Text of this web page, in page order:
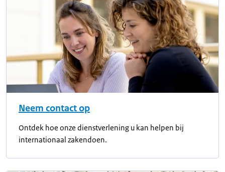
Neem contact op
Ontdek hoe onze dienstverlening u kan helpen bij
internationaal zakendoen.